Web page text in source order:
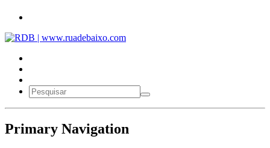
Primary Navigation